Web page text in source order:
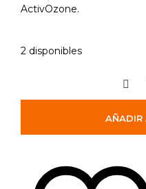
ActivOzone.
2 disponibles
AÑADIR